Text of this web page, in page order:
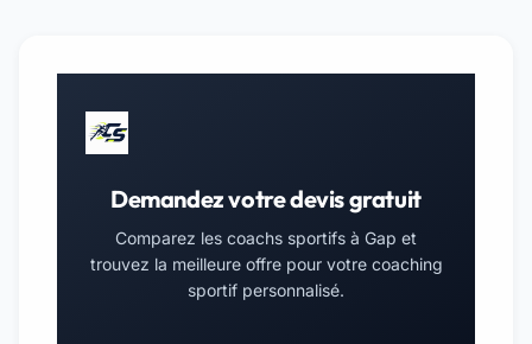
Demandez votre devis gratuit
Comparez les coachs sportifs à Gap et
trouvez la meilleure offre pour votre coaching
sportif personnalisé.